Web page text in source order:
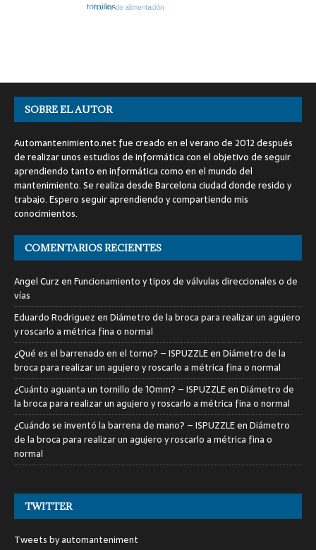
SOBRE EL AUTOR
Automantenimiento.net fue creado en el verano de 2012 después
de realizar unos estudios de informática con el objetivo de seguir
aprendiendo tanto en informática como en el mundo del
mantenimiento. Se realiza desde Barcelona ciudad donde resido y
trabajo. Espero seguir aprendiendo y compartiendo mis
conocimientos.
COMENTARIOS RECIENTES
Angel CurzenFuncionamiento y tipos de válvulas direccionales o de
vías
Eduardo RodriguezenDiámetro de la broca para realizar un agujero
y roscarlo a métrica fina o normal
¿Qué es el barrenado en el torno? – ISPUZZLEenDiámetro de la
broca para realizar un agujero y roscarlo a métrica fina o normal
¿Cuánto aguanta un tornillo de 10mm? – ISPUZZLEenDiámetro de
la broca para realizar un agujero y roscarlo a métrica fina o normal
¿Cuándo se inventó la barrena de mano? – ISPUZZLEenDiámetro
de la broca para realizar un agujero y roscarlo a métrica fina o
normal
TWITTER
Tweets by automanteniment